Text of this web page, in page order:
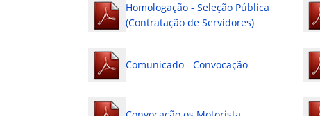
Homologação - Seleção Pública
(Contratação de Servidores)
Comunicado - Convocação